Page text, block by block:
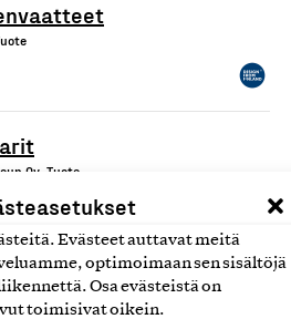
Evästeet auttavat meitä
optimoimaan sen sisältöjä
Osa evästeistä on
toimisivat oikein.
Oy, Tuote